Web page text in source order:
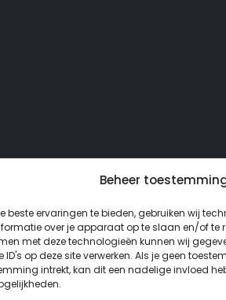
Beheer
beste ervaringen te bieden, gebruiken wij
over je apparaat op te slaan en/of te
met deze technologieën kunnen wij
ID's op deze site verwerken. Als je geen
intrekt, kan dit een nadelige invloed